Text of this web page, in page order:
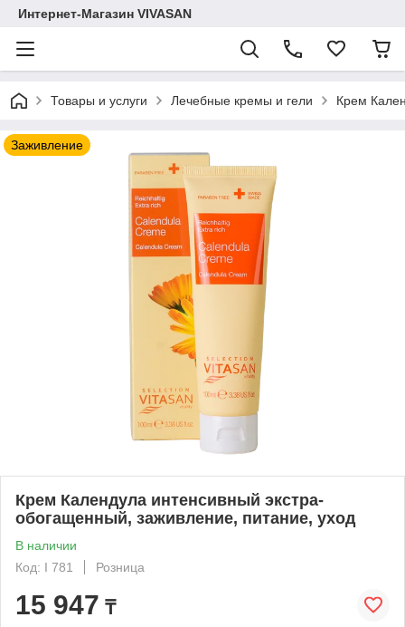
Интернет-Магазин VIVASAN
Товары и услуги Лечебные кремы и гели Крем
Заживление
Крем Календула интенсивный экстра-
обогащенный, заживление, питание, уход
В наличии
Код: I 781
Розница
15 947 ₸